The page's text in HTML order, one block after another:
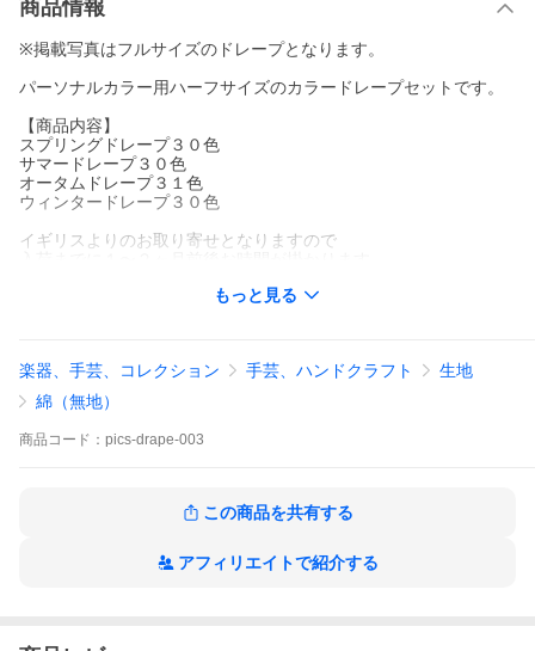
商品情報
※掲載写真はフルサイズのドレープとなります。
パーソナルカラー用ハーフサイズのカラードレープセットです。
【商品内容】
スプリングドレープ３０色
サマードレープ３０色
オータムドレープ３１色
ウィンタードレープ３０色
イギリスよりのお取り寄せとなりますので
イギリス本国で一部商品の生産が一時停止されています。
https://store.shopping.yahoo.co.jp/ecoledemetier/pics-drape-007.
html
もっと見る
楽器、手芸、コレクション 手芸、ハンドクラフト
生地
綿（無地）
商品 コード： pics-drape-003
この商品を共有する
アフィリエイトで紹介する